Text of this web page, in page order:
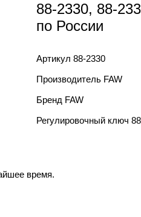
88-2330, 88-
по России
Артикул 88-2330
Производитель FAW
Бренд FAW
Регулировочный ключ
время.